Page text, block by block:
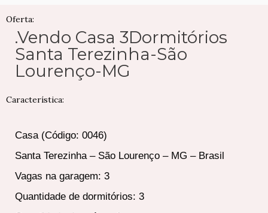
Oferta:
.Vendo Casa 3Dormitórios
Santa Terezinha-São
Lourenço-MG
Característica:
Casa (Código: 0046)
Santa Terezinha – São Lourenço – MG – Brasil
Vagas na garagem: 3
Quantidade de dormitórios: 3